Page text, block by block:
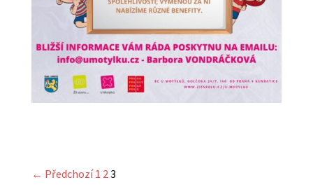
← Předchozí 1 2 3